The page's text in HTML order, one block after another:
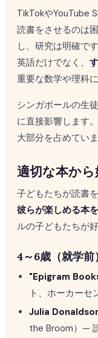
TikTokやYouTube
読書をさせるのは
し、研究は明確で
英語だけでなく、
重要な数学や理科
シンガポールの生
に直接影響します
大部分を占めていま
適切な本から
子どもたちが読書
彼らが楽しめる本
ルの子どもたちが
4～6歳（就学前）
"Epigram
ト、ホーカーセ
Julia
the Broom）—